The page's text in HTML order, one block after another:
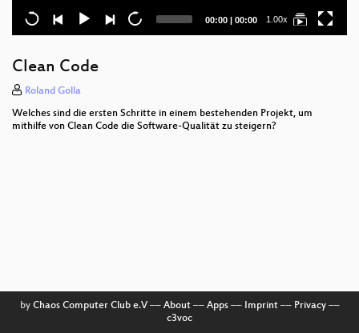
Current
00:00 | Total
00:00 1.00x
Clean Code
Roland Golla
Welches sind die ersten Schritte in einem bestehenden Projekt, um
mithilfe von Clean Code die Software-Qualität zu steigern?
by Chaos Computer Club e.V–– About–– Apps–– Imprint–– Privacy––
c3voc